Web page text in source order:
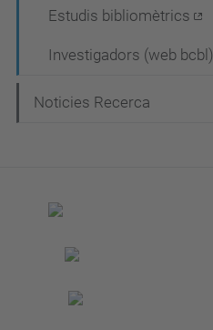
Estudis bibliomètrics
Investigadors (web bcbl)
Noticies Recerca